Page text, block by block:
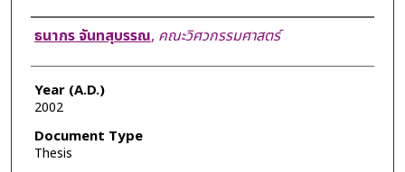
Author
ธนากร จันทสุบรรณ, คณะวิศวกรรมศาสตร์
Year (A.D.)
2002
Document Type
Thesis